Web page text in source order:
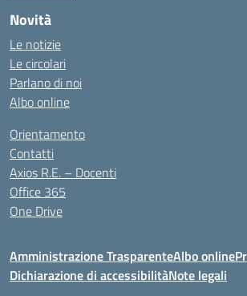
Novità
Le notizie
Le circolari
Parlano di noi
Albo online
Orientamento
Contatti
Axios R.E. – Docenti
Office 365
One Drive
Amministrazione TrasparenteAlbo online
Dichiarazione di accessibilitàNote legali